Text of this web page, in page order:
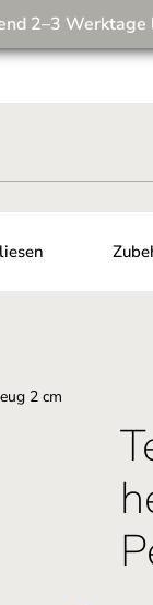
2–3